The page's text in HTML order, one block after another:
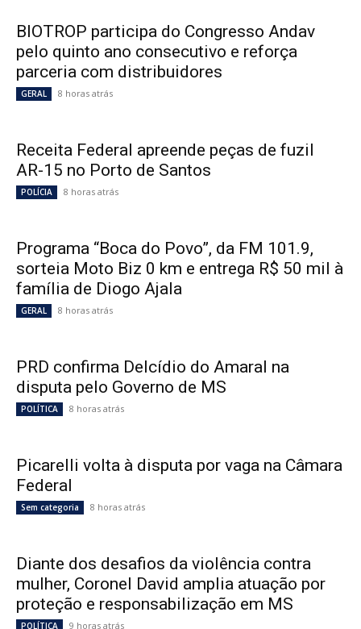
BIOTROP participa do Congresso Andav
pelo quinto ano consecutivo e reforça
parceria com distribuidores
GERAL 8 horas atrás
Receita Federal apreende peças de fuzil
AR-15 no Porto de Santos
POLÍCIA 8 horas atrás
Programa “Boca do Povo”, da FM 101.9,
sorteia Moto Biz 0 km e entrega R$ 50 mil à
família de Diogo Ajala
GERAL 8 horas atrás
PRD confirma Delcídio do Amaral na
disputa pelo Governo de MS
POLÍTICA 8 horas atrás
Picarelli volta à disputa por vaga na Câmara
Federal
Sem categoria 8 horas atrás
Diante dos desafios da violência contra
mulher, Coronel David amplia atuação por
proteção e responsabilização em MS
POLÍTICA 9 horas atrás